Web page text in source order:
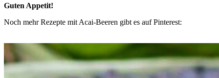
Guten Appetit!
Noch mehr Rezepte mit Acai-Beeren gibt es auf Pinterest: